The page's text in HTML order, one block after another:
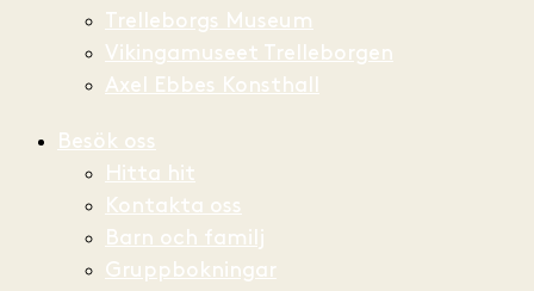
Trelleborgs Museum
Vikingamuseet Trelleborgen
Axel Ebbes Konsthall
Besök oss
Hitta hit
Kontakta oss
Barn och familj
Gruppbokningar